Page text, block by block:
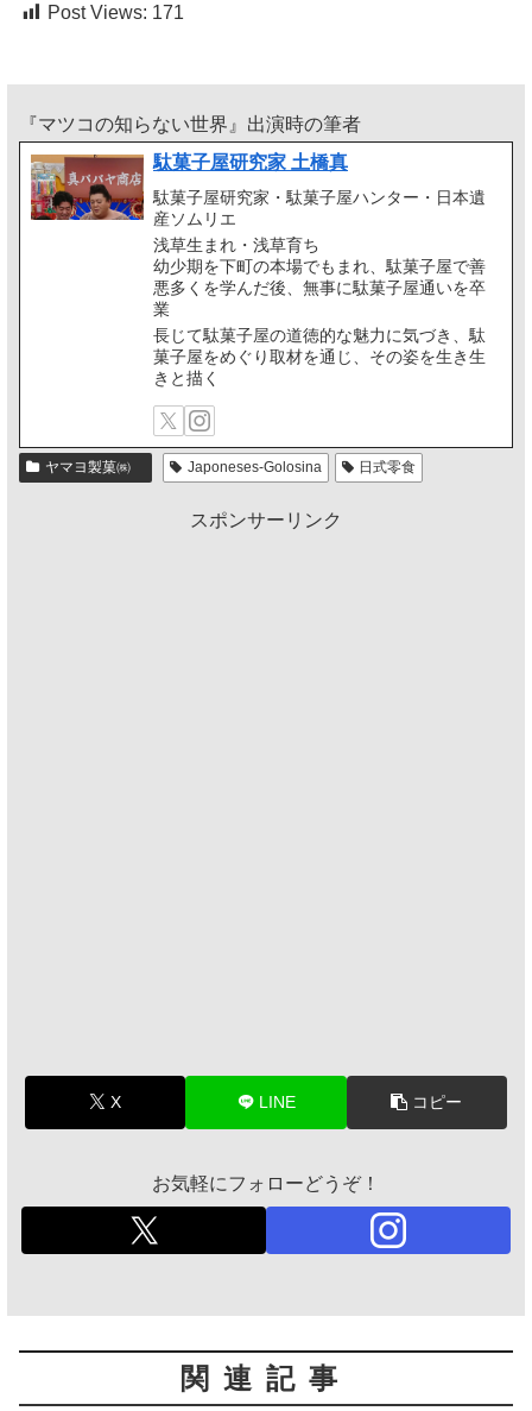
Post Views: 171
『マツコの知らない世界』出演時の筆者
駄菓子屋研究家 土橋真
駄菓子屋研究家・駄菓子屋ハンター・日本遺
産ソムリエ
浅草生まれ・浅草育ち
幼少期を下町の本場でもまれ、駄菓子屋で善
悪多くを学んだ後、無事に駄菓子屋通いを卒
業
長じて駄菓子屋の道徳的な魅力に気づき、駄
菓子屋をめぐり取材を通じ、その姿を生き生
きと描く
ヤマヨ製菓㈱ Japoneses-Golosina 日式零食
スポンサーリンク
X LINE コピー
お気軽にフォローどうぞ！
関連記事